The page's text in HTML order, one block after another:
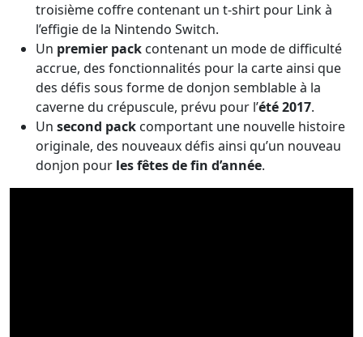
troisième coffre contenant un t-shirt pour Link à
l’effigie de la Nintendo Switch.
Un premier pack contenant un mode de difficulté
accrue, des fonctionnalités pour la carte ainsi que
des défis sous forme de donjon semblable à la
caverne du crépuscule, prévu pour l’été 2017.
Un second pack comportant une nouvelle histoire
originale, des nouveaux défis ainsi qu’un nouveau
donjon pour les fêtes de fin d’année.